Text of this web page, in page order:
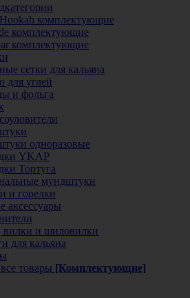
комплектующие
комплектующие
комплектующие
сетки для кальяна
для углей
и фольга
одноразовые
YKAP
Тортуга
мундштуки
и горелки
аксессуары
и шиловилки
для кальяна
товары [Комплектующие]